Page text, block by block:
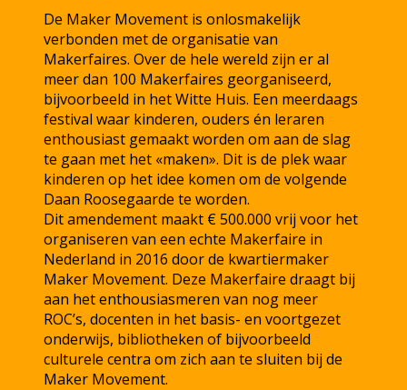
De Maker Movement is onlosmakelijk
verbonden met de organisatie van
Makerfaires. Over de hele wereld zijn er al
meer dan 100 Makerfaires georganiseerd,
bijvoorbeeld in het Witte Huis. Een meerdaags
festival waar kinderen, ouders én leraren
enthousiast gemaakt worden om aan de slag
te gaan met het «maken». Dit is de plek waar
kinderen op het idee komen om de volgende
Daan Roosegaarde te worden.
Dit amendement maakt € 500.000 vrij voor het
organiseren van een echte Makerfaire in
Nederland in 2016 door de kwartiermaker
Maker Movement. Deze Makerfaire draagt bij
aan het enthousiasmeren van nog meer
ROC’s, docenten in het basis- en voortgezet
onderwijs, bibliotheken of bijvoorbeeld
culturele centra om zich aan te sluiten bij de
Maker Movement.